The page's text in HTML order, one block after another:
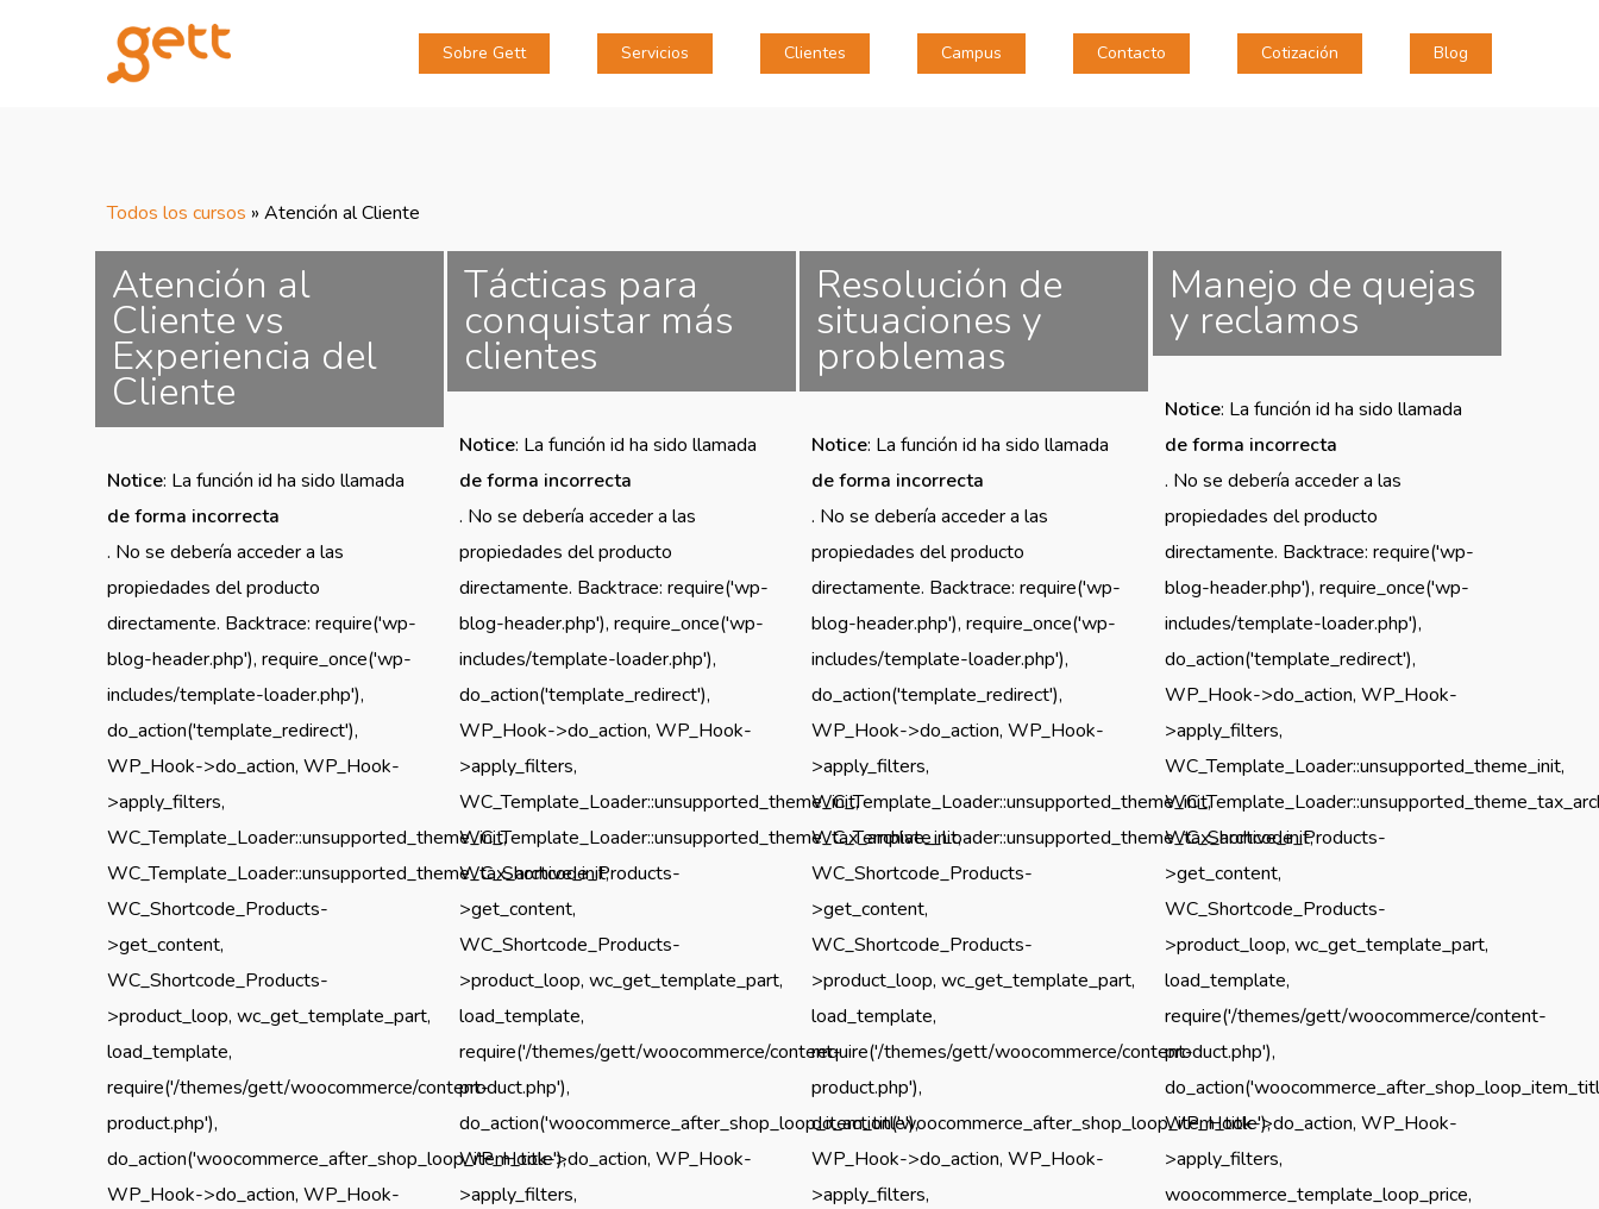
Sobre Gett Servicios Clientes Campus Contacto Cotización Blog
Todos los cursos » Atención al Cliente
Atención al
Cliente vs
Experiencia del
Cliente
Notice: La función id ha sido llamada
de forma incorrecta
. No se debería acceder a las
propiedades del producto
directamente. Backtrace: require('wp-
blog-header.php'), require_once('wp-
includes/template-loader.php'),
do_action('template_redirect'),
WP_Hook->do_action, WP_Hook-
>apply_filters,
WC_Template_Loader::unsupported_theme_init,
WC_Template_Loader::unsupported_theme_tax_archive_init,
WC_Shortcode_Products-
>get_content,
WC_Shortcode_Products-
>product_loop, wc_get_template_part,
load_template,
require('/themes/gett/woocommerce/content-
product.php'),
do_action('woocommerce_after_shop_loop_item_title'),
WP_Hook->do_action, WP_Hook-
Tácticas para
conquistar más
clientes
Notice: La función id ha sido llamada
de forma incorrecta
. No se debería acceder a las
propiedades del producto
directamente. Backtrace: require('wp-
blog-header.php'), require_once('wp-
includes/template-loader.php'),
do_action('template_redirect'),
WP_Hook->do_action, WP_Hook-
>apply_filters,
WC_Template_Loader::unsupported_theme_init,
WC_Template_Loader::unsupported_theme_tax_archive_init,
WC_Shortcode_Products-
>get_content,
WC_Shortcode_Products-
>product_loop, wc_get_template_part,
load_template,
require('/themes/gett/woocommerce/content-
product.php'),
do_action('woocommerce_after_shop_loop_item_title'),
WP_Hook->do_action, WP_Hook-
>apply_filters,
Resolución de
situaciones y
problemas
Notice: La función id ha sido llamada
de forma incorrecta
. No se debería acceder a las
propiedades del producto
directamente. Backtrace: require('wp-
blog-header.php'), require_once('wp-
includes/template-loader.php'),
do_action('template_redirect'),
WP_Hook->do_action, WP_Hook-
>apply_filters,
WC_Template_Loader::unsupported_theme_init,
WC_Template_Loader::unsupported_theme_tax_archive_init,
WC_Shortcode_Products-
>get_content,
WC_Shortcode_Products-
>product_loop, wc_get_template_part,
load_template,
require('/themes/gett/woocommerce/content-
product.php'),
do_action('woocommerce_after_shop_loop_item_title'),
WP_Hook->do_action, WP_Hook-
>apply_filters,
Manejo de quejas
y reclamos
Notice: La función id ha sido llamada
de forma incorrecta
. No se debería acceder a las
propiedades del producto
directamente. Backtrace: require('wp-
blog-header.php'), require_once('wp-
includes/template-loader.php'),
do_action('template_redirect'),
WP_Hook->do_action, WP_Hook-
>apply_filters,
WC_Template_Loader::unsupported_theme_init,
WC_Shortcode_Products-
>get_content,
WC_Shortcode_Products-
>product_loop, wc_get_template_part,
load_template,
require('/themes/gett/woocommerce/content-
product.php'),
WP_Hook->do_action, WP_Hook-
>apply_filters,
woocommerce_template_loop_price,